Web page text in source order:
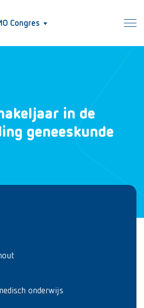
Congres
in de
geneeskunde
onderwijs